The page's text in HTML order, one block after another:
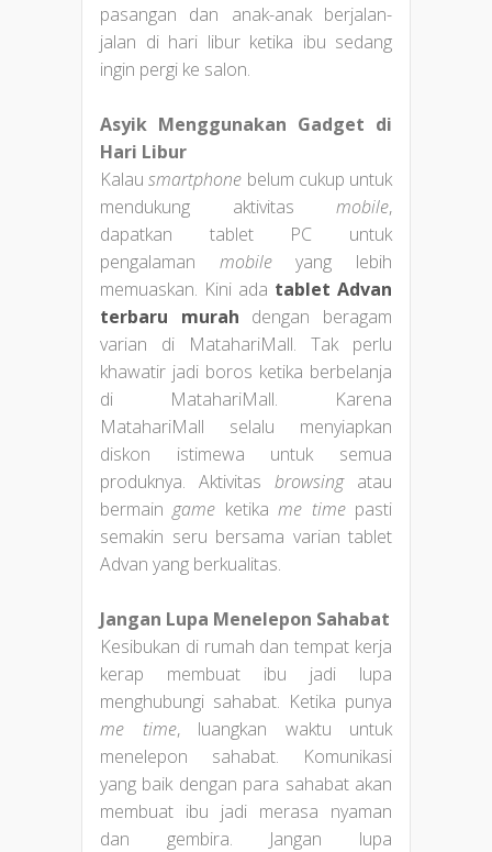
pasangan dan anak-anak berjalan-
jalan di hari libur ketika ibu sedang
ingin pergi ke salon.
Asyik Menggunakan Gadget di
Hari Libur
Kalausmartphone belum cukup untuk
mendukung aktivitas mobile,
dapatkan tablet PC untuk
pengalaman mobileyang lebih
memuaskan. Kini ada tablet Advan
terbaru murah dengan beragam
varian di MatahariMall. Tak perlu
khawatir jadi boros ketika berbelanja
di MatahariMall. Karena
MatahariMall selalu menyiapkan
diskon istimewa untuk semua
produknya. Aktivitas browsing atau
bermaingame ketikame time pasti
semakin seru bersama varian tablet
Advan yang berkualitas.
Jangan Lupa Menelepon Sahabat
Kesibukan di rumah dan tempat kerja
kerap membuat ibu jadi lupa
menghubungi sahabat. Ketika punya
me time, luangkan waktu untuk
menelepon sahabat. Komunikasi
yang baik dengan para sahabat akan
membuat ibu jadi merasa nyaman
dan gembira. Jangan lupa